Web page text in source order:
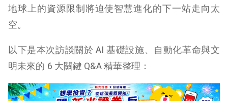
總結：從地球到星際，尋找意識的燈火
地球上的資源限制將迫使智慧進化的下一站走向太
空。
以下是本次訪談關於 AI 基礎設施、自動化革命與文
明未來的 6 大關鍵 Q&A 精華整理：